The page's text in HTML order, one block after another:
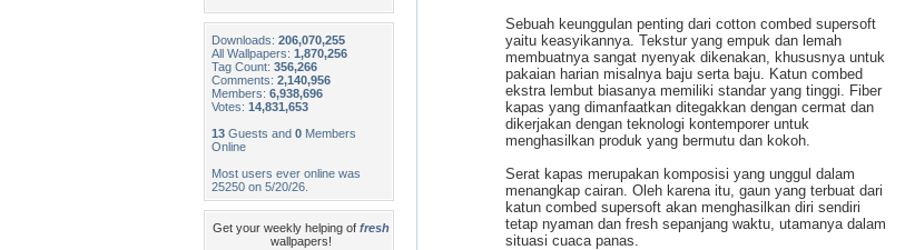
Downloads: 206,070,255
All Wallpapers: 1,870,256
Tag Count: 356,266
Comments: 2,140,956
Members: 6,938,696
Votes: 14,831,653
13 Guests and 0 Members
Online
Most users ever online was
25250 on 5/20/26.
Get your weekly helping of fresh
wallpapers!
Sebuah keunggulan penting dari cotton combed supersoft
yaitu keasyikannya. Tekstur yang empuk dan lemah
membuatnya sangat nyenyak dikenakan, khususnya untuk
pakaian harian misalnya baju serta baju. Katun combed
ekstra lembut biasanya memiliki standar yang tinggi. Fiber
kapas yang dimanfaatkan ditegakkan dengan cermat dan
dikerjakan dengan teknologi kontemporer untuk
menghasilkan produk yang bermutu dan kokoh.
Serat kapas merupakan komposisi yang unggul dalam
menangkap cairan. Oleh karena itu, gaun yang terbuat dari
katun combed supersoft akan menghasilkan diri sendiri
tetap nyaman dan fresh sepanjang waktu, utamanya dalam
situasi cuaca panas.